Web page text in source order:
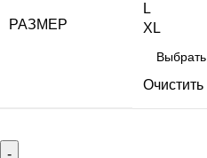
РАЗМЕР
L
XL
Очистить